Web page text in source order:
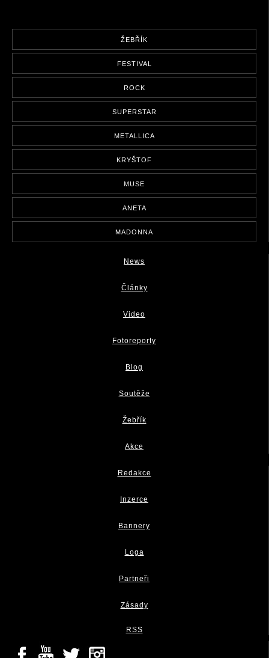
ŽEBŘÍK
FESTIVAL
ROCK
SUPERSTAR
METALLICA
KRYŠTOF
MUSE
ANETA
MADONNA
News
Články
Video
Fotoreporty
Blog
Soutěže
Žebřík
Akce
Redakce
Inzerce
Bannery
Loga
Partneři
Zásady
RSS